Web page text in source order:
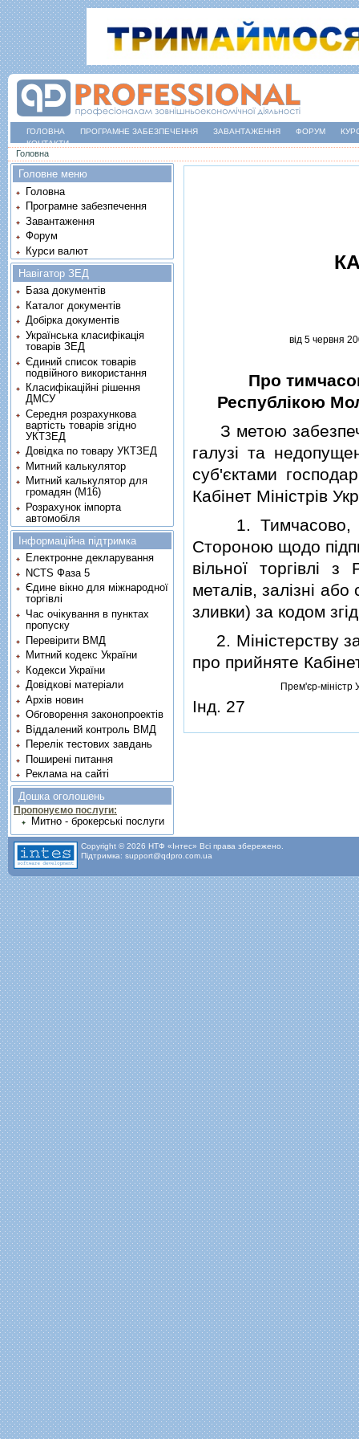
ГОЛОВНА ПРОГРАМНЕ ЗАБЕЗПЕЧЕННЯ ЗАВАНТАЖЕННЯ ФОРУМ
КОНТАКТИ
Ви є тут
Головна
вiд 5 червня
Про
Республiкою
З метою
галузi та
суб'єктами
Кабiнет Мiнiстрiв
1. Тимчасово, до
Стороною щодо
вiльної торгiвлi з
металiв, залiзнi або
зливки) за кодом
2. Мiнiстерству
про прийняте
Прем'єр-мiнiстр
Iнд. 27
Головне меню
Головна
Програмне забезпечення
Завантаження
Форум
Курси валют
Навігатор ЗЕД
База документів
Каталог документів
Добірка документів
Українська класифікація
товарів ЗЕД
Єдиний список товарів
подвійного використання
Класифікаційні рішення
ДМСУ
Середня розрахункова
вартість товарів згідно
УКТЗЕД
Довідка по товару УКТЗЕД
Митний калькулятор
Митний калькулятор для
громадян (М16)
Розрахунок імпорта
автомобіля
Інформаційна підтримка
Електронне декларування
NCTS Фаза 5
Єдине вікно для міжнародної
торгівлі
Час очікування в пунктах
пропуску
Перевірити ВМД
Митний кодекс України
Кодекси України
Довідкові матеріали
Архів новин
Обговорення законопроектів
Віддалений контроль ВМД
Перелік тестових завдань
Поширені питання
Реклама на сайті
Дошка оголошень
Пропонуємо послуги:
Митно - брокерські послуги
Copyright © 2026 НТФ «Інтес» Всі права збережено.
Підтримка: support@qdpro.com.ua